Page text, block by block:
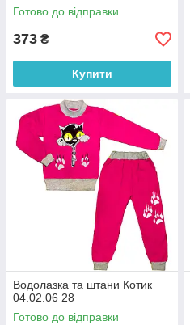
Готово до відправки
373 ₴
Купити
Водолазка та штани Котик
04.02.06 28
Готово до відправки